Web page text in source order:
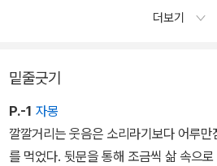
더보기
밑줄긋기
P.-1 자몽
깔깔거리는 웃음은 소리라기보다 어루만
를 먹었다. 뒷문을 통해 조금씩 삶 속으